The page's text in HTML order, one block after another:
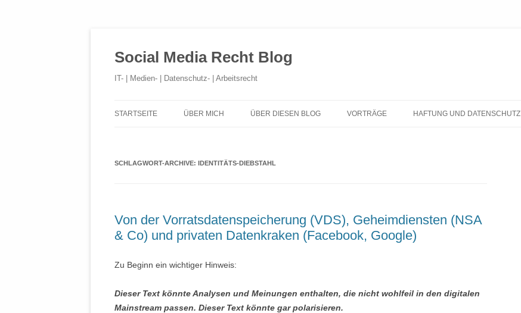
Social Media Recht Blog
IT- | Medien- | Datenschutz- | Arbeitsrecht
Inhalt
STARTSEITE ÜBER MICH ÜBER DIESEN BLOG VORTRÄGE HAFTUNG UND DATENSCHUTZ
SCHLAGWORT-ARCHIVE: IDENTITÄTS-DIEBSTAHL
Von der Vorratsdatenspeicherung (VDS), Geheimdiensten (NSA
& Co) und privaten Datenkraken (Facebook, Google)
Zu Beginn ein wichtiger Hinweis:
Dieser Text könnte Analysen und Meinungen enthalten, die nicht wohlfeil in den digitalen
Mainstream passen. Dieser Text könnte gar polarisieren.